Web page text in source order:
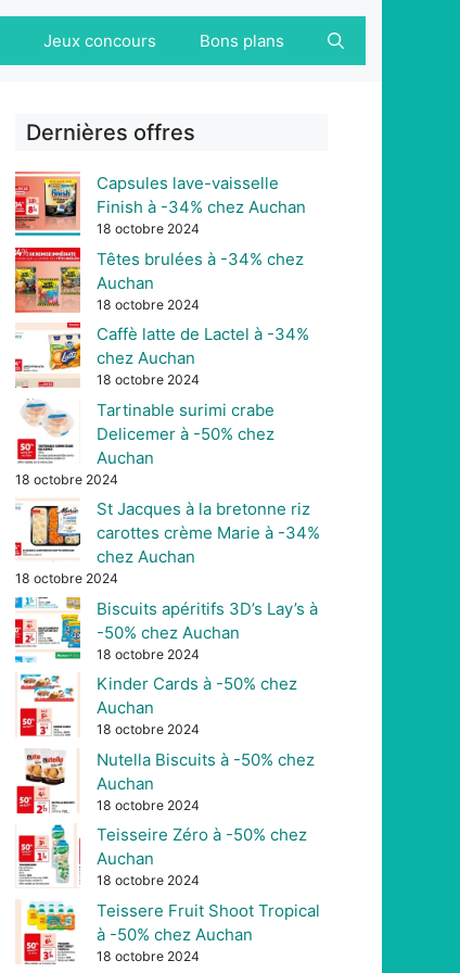
Jeux concours Bons plans
Dernières offres
Capsules lave-vaisselle
Finish à -34% chez Auchan
18 octobre 2024
Têtes brulées à -34% chez
Auchan
18 octobre 2024
Caffè latte de Lactel à -34%
chez Auchan
18 octobre 2024
Tartinable surimi crabe
Delicemer à -50% chez
Auchan
18 octobre 2024
St Jacques à la bretonne riz
carottes crème Marie à -34%
chez Auchan
18 octobre 2024
Biscuits apéritifs 3D’s Lay’s à
-50% chez Auchan
18 octobre 2024
Kinder Cards à -50% chez
Auchan
18 octobre 2024
Nutella Biscuits à -50% chez
Auchan
18 octobre 2024
Teisseire Zéro à -50% chez
Auchan
18 octobre 2024
Teissere Fruit Shoot Tropical
à -50% chez Auchan
18 octobre 2024